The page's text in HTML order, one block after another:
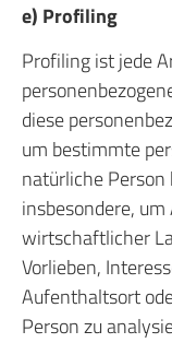
e) Profiling
Profiling ist jede
diese
um bestimmte
natürliche
insbesondere,
wirtschaftlicher
Vorlieben,
Aufenthaltsort
Person zu